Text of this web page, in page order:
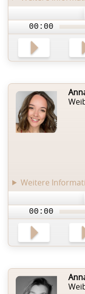
00:00
Weitere
00:00